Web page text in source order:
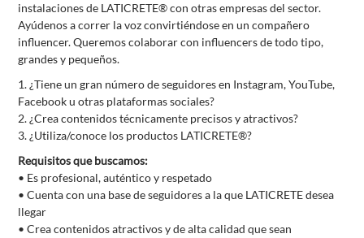
instalaciones de LATICRETE® con otras empresas del sector.
Ayúdenos a correr la voz convirtiéndose en un compañero
influencer. Queremos colaborar con influencers de todo tipo,
grandes y pequeños.
1.¿Tiene un gran número de seguidores en Instagram, YouTube,
Facebook u otras plataformas sociales?
2.¿Crea contenidos técnicamente precisos y atractivos?
3.¿Utiliza/conoce los productos LATICRETE®?
Requisitos que buscamos:
• Es profesional, auténtico y respetado
• Cuenta con una base de seguidores a la que LATICRETE desea
llegar
• Crea contenidos atractivos y de alta calidad que sean